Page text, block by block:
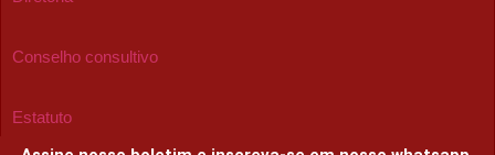
Conselho consultivo
Estatuto